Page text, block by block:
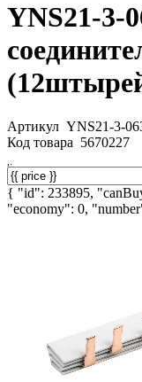
YNS21-3-
Артикул YNS21-3-
Код товара 5670227
{ "id": 233895,
"economy": 0,